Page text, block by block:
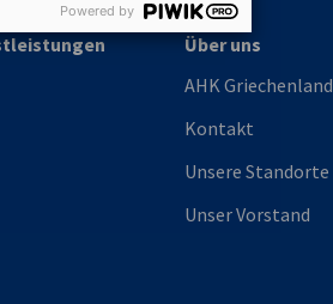
Über uns
AHK Griechenland
Kontakt
Unsere Standorte
Unser Vorstand
Powered by